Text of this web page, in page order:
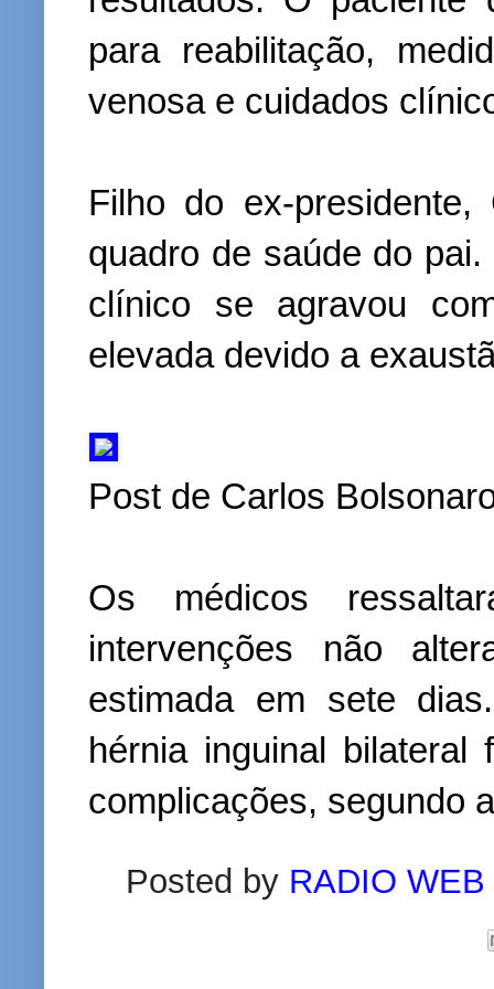
para reabilitação,
venosa e cuidados
Filho do ex-
quadro de saúde do
clínico se agravou
elevada devido a
Post de Carlos
Os médicos
intervenções não
estimada em sete
hérnia inguinal
complicações, segundo
Posted by RADIO